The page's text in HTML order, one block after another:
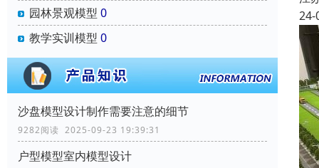
园林景观模型 0
教学实训模型 0
沙盘模型设计制作需要注意的细节
9282阅读 2025-09-23 19:39:31
户型模型室内模型设计
24-